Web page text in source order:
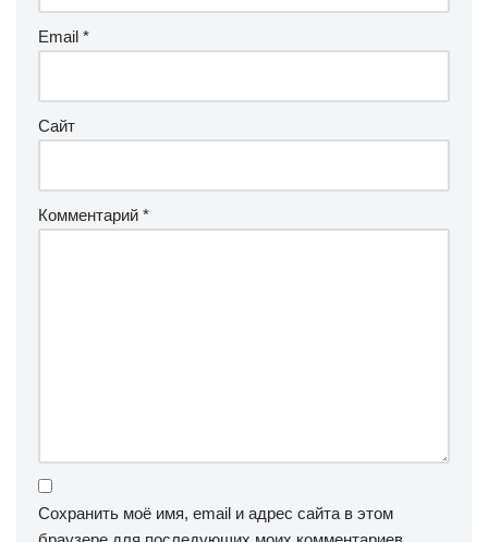
Email *
Сайт
Комментарий *
Сохранить моё имя, email и адрес сайта в этом